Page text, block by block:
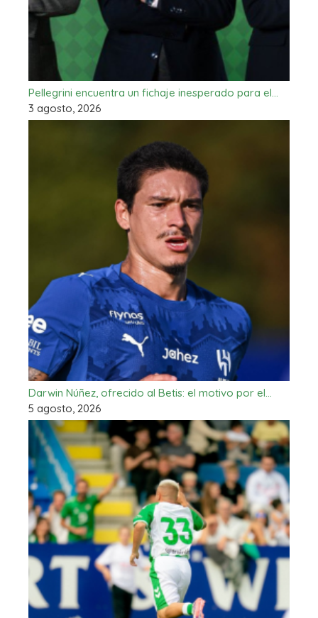
Pellegrini encuentra un fichaje inesperado para el…
3 agosto, 2026
Darwin Núñez, ofrecido al Betis: el motivo por el…
5 agosto, 2026